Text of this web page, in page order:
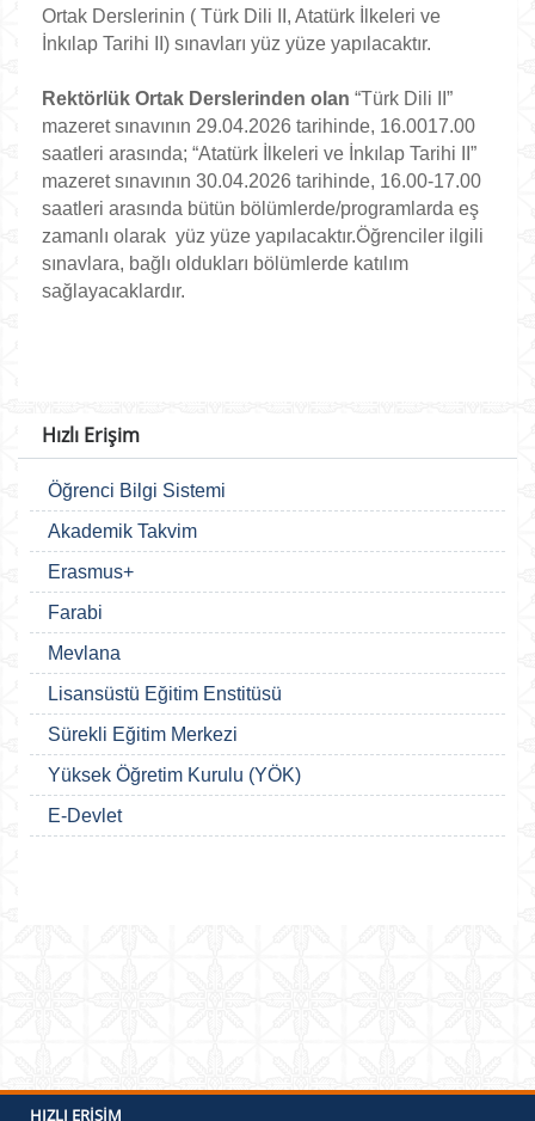
Ortak Derslerinin ( Türk Dili II, Atatürk İlkeleri ve
İnkılap Tarihi II) sınavları yüz yüze yapılacaktır.
Rektörlük Ortak Derslerinden olan “Türk Dili II”
mazeret sınavının 29.04.2026 tarihinde, 16.0017.00
saatleri arasında; “Atatürk İlkeleri ve İnkılap Tarihi II”
mazeret sınavının 30.04.2026 tarihinde, 16.00-17.00
saatleri arasında bütün bölümlerde/programlarda eş
zamanlı olarak yüz yüze yapılacaktır.Öğrenciler ilgili
sınavlara, bağlı oldukları bölümlerde katılım
sağlayacaklardır.
Hızlı Erişim
Öğrenci Bilgi Sistemi
Akademik Takvim
Erasmus+
Farabi
Mevlana
Lisansüstü Eğitim Enstitüsü
Sürekli Eğitim Merkezi
Yüksek Öğretim Kurulu (YÖK)
E-Devlet
HIZLI ERIŞIM